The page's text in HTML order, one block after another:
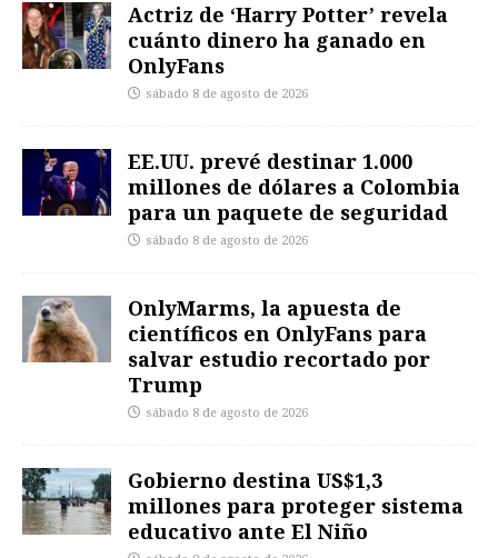
Actriz de ‘Harry Potter’ revela
cuánto dinero ha ganado en
OnlyFans
sábado 8 de agosto de 2026
EE.UU. prevé destinar 1.000
millones de dólares a Colombia
para un paquete de seguridad
sábado 8 de agosto de 2026
OnlyMarms, la apuesta de
científicos en OnlyFans para
salvar estudio recortado por
Trump
sábado 8 de agosto de 2026
Gobierno destina US$1,3
millones para proteger sistema
educativo ante El Niño